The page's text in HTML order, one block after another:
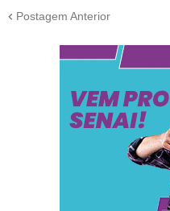
Postagem Anterior